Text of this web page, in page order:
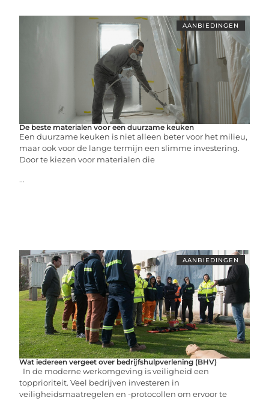
AANBIEDINGEN
De beste materialen voor een duurzame keuken
Een duurzame keuken is niet alleen beter voor het milieu,
maar ook voor de lange termijn een slimme investering.
Door te kiezen voor materialen die
...
AANBIEDINGEN
Wat iedereen vergeet over bedrijfshulpverlening (BHV)
In de moderne werkomgeving is veiligheid een
topprioriteit. Veel bedrijven investeren in
veiligheidsmaatregelen en -protocollen om ervoor te